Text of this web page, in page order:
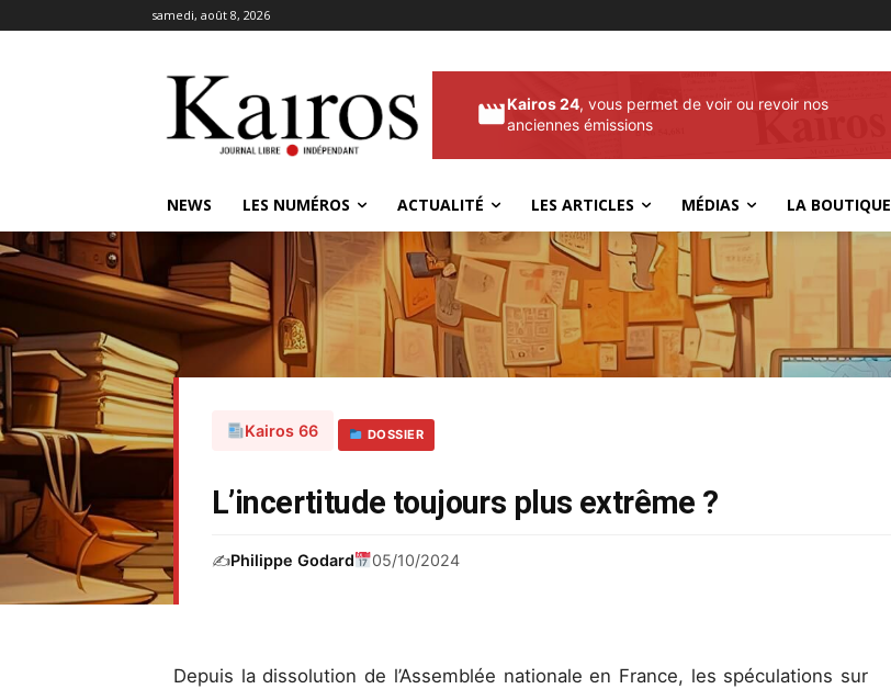
samedi, août 8, 2026
Kairos 24, vous permet de voir ou revoir nos
anciennes émissions
NEWS LES NUMÉROS ACTUALITÉ LES ARTICLES MÉDIAS LA BOUTIQUE
Kairos 66 DOSSIER
L’incertitude toujours plus extrême ?
✍️Philippe Godard 05/10/2024
Depuis la dissolution de l’Assemblée nationale en France, les spéculations sur